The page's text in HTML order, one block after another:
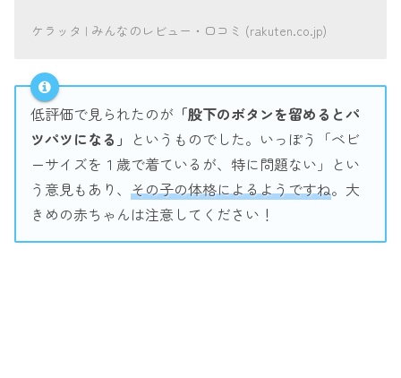
ケラッタ | みんなのレビュー・口コミ (rakuten.co.jp)
低評価で見られたのが 「股下のボタンを留めるとパ
ツパツになる」 というものでした。いっぽう「ベビ
ーサイズを１歳で着ているが、特に問題ない」とい
う意見もあり、 その子の体格によるようですね。大
きめの赤ちゃんは注意してください！